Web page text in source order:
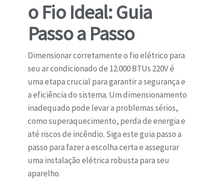
o Fio Ideal: Guia
Passo a Passo
Dimensionar corretamente o fio elétrico para
seu ar condicionado de 12.000 BTUs 220V é
uma etapa crucial para garantir a segurança e
a eficiência do sistema. Um dimensionamento
inadequado pode levar a problemas sérios,
como superaquecimento, perda de energia e
até riscos de incêndio. Siga este guia passo a
passo para fazer a escolha certa e assegurar
uma instalação elétrica robusta para seu
aparelho.